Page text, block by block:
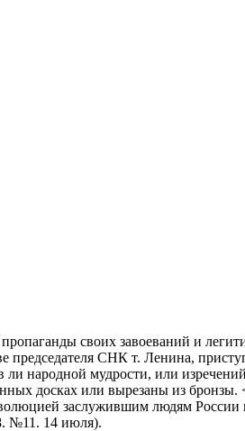
своих завоеваний и
СНК т. Ленина,
народной мудрости, или
досках или вырезаны из
заслужившим людям
№11. 14 июля).